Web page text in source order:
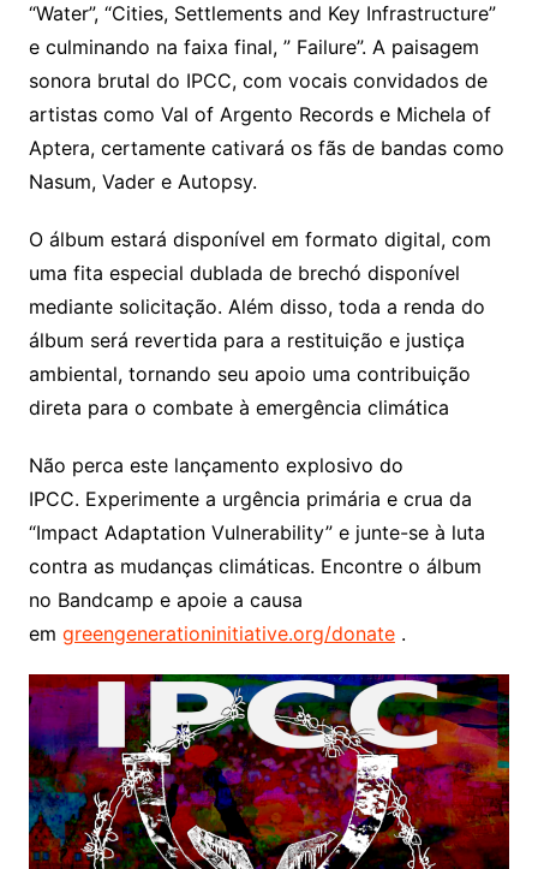
“Water”, “Cities, Settlements and Key Infrastructure”
e culminando na faixa final, ” Failure”. A paisagem
sonora brutal do IPCC, com vocais convidados de
artistas como Val of Argento Records e Michela of
Aptera, certamente cativará os fãs de bandas como
Nasum, Vader e Autopsy.
O álbum estará disponível em formato digital, com
uma fita especial dublada de brechó disponível
mediante solicitação. Além disso, toda a renda do
álbum será revertida para a restituição e justiça
ambiental, tornando seu apoio uma contribuição
direta para o combate à emergência climática
Não perca este lançamento explosivo do
IPCC. Experimente a urgência primária e crua da
“Impact Adaptation Vulnerability” e junte-se à luta
contra as mudanças climáticas. Encontre o álbum
no Bandcamp e apoie a causa
em greengenerationinitiative.org/donate.